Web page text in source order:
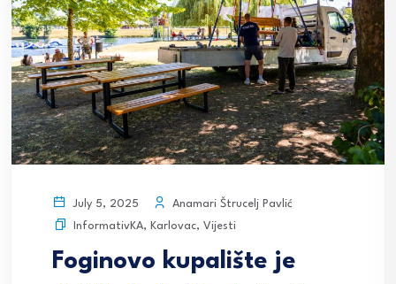
July 5, 2025
Anamari Štrucelj Pavlić
InformativKA, Karlovac, Vijesti
Foginovo kupalište je